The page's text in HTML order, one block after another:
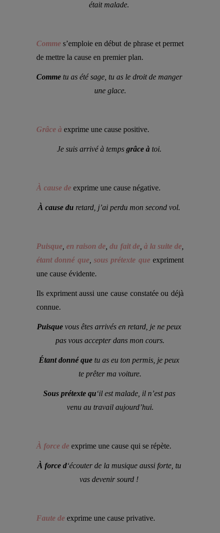
était malade.
Comme s’emploie en début de phrase et permet
de mettre la cause en premier plan.
Comme tu as été sage, tu as le droit de manger
une glace.
Grâce à exprime une cause positive.
Je suis arrivé à temps grâce à toi.
À cause de exprime une cause négative.
À cause du retard, j’ai perdu mon second vol.
Puisque , en raison de du fait de, à la suite de
étant donné que, sous prétexte que expriment
une cause évidente.
Ils expriment aussi une cause constatée ou déjà
connue.
Puisque vous êtes arrivés en retard, je ne peux
pas vous accepter dans mon cours.
Étant donné que tu as eu ton permis, je peux
te prêter ma voiture.
Sous prétexte qu‘il est malade, il n’est pas
venu au travail aujourd’hui.
À force de exprime une cause qui se répète.
À force d‘écouter de la musique aussi forte, tu
vas devenir sourd !
Faute de exprime une cause privative.